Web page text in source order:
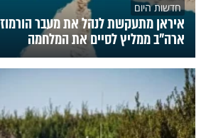
חדשות היום
איראן מתעקשת לנהל את מעבר
ארה"ב ממליץ לסיים את המלחמה